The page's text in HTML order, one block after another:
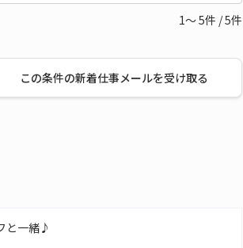
1～5件 /5件
この条件の新着仕事メールを受け取る
と一緒♪